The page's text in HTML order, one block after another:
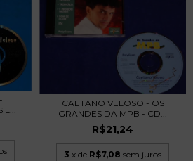
CAETANO VELOSO - OS
GRANDES DA MPB - CD...
R$21,24
3 x de R$7,08 sem juros